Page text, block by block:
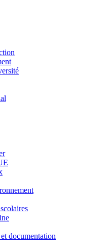
documentation